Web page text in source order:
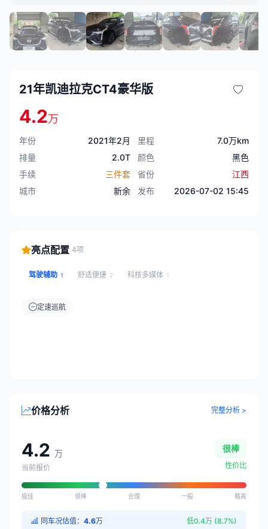
21年凯迪拉克CT4豪华版
4.2万
年份 2021年2月 里程
7.0万km
排量
2.0T 颜色
黑色
手续
三件套 省份
江西
城市
新余 发布 2026-07-02 15:45
亮点配置 4项
驾驶辅助 1 舒适便捷 2 科技多媒体 1
定速巡航
价格分析 完整分析 >
4.2 万
当前报价
很棒
性价比
极佳 很棒 合理 一般 略高
同车况估值： 4.6万 低0.4万 (8.7%)